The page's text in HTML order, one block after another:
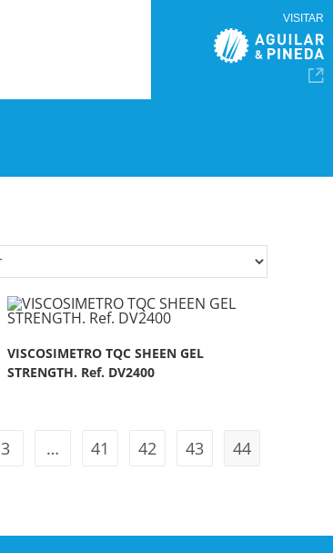
VISITAR
VISCOSIMETRO TQC SHEEN GEL
STRENGTH. Ref. DV2400
3 … 41 42 43 44